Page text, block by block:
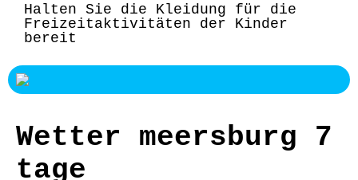
Halten Sie die Kleidung für die
Freizeitaktivitäten der Kinder
bereit
Wetter meersburg 7
tage